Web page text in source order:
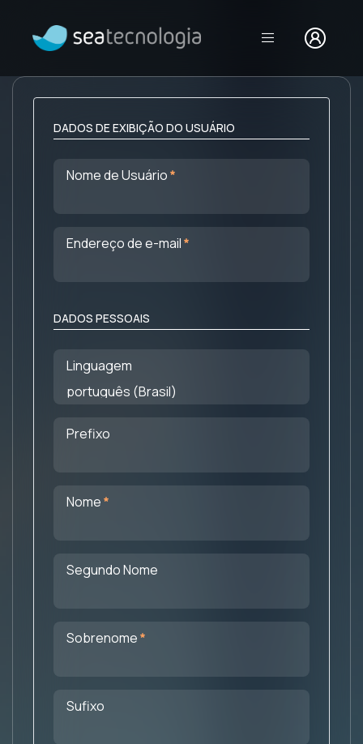
Login
DADOS DE EXIBIÇÃO DO USUÁRIO
Nome de Usuário Obrigatório
Endereço de e-mail Obrigatório
DADOS PESSOAIS
Linguagem
Prefixo
Nome Obrigatório
Segundo Nome
Sobrenome Obrigatório
Sufixo